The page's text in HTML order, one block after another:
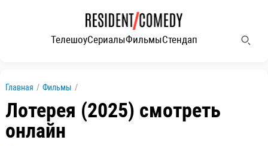
ТелешоуСериалыФильмыСтендап
Главная / Фильмы /
Лотерея (2025) смотреть
онлайн